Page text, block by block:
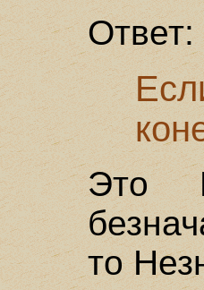
Ответ:
Это
то